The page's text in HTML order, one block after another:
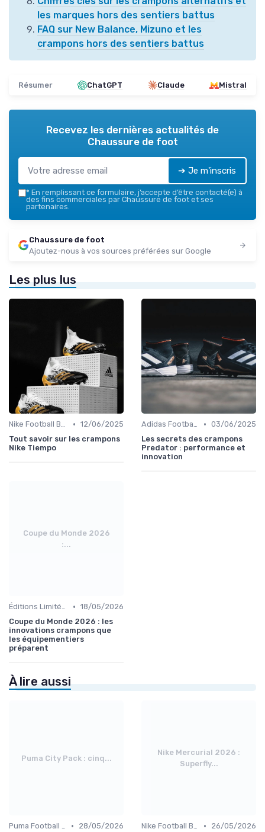
les marques hors des sentiers battus
FAQ sur New Balance, Mizuno et les
crampons hors des sentiers battus
Résumer ChatGPT Claude Mistral
Recevez les dernières actualités de
Chaussure de foot
➔ Je m'inscris
* En remplissant ce formulaire, j’accepte d’être contacté(e) à
des fins commerciales par Chaussure de foot et ses
partenaires.
Chaussure de foot
Ajoutez-nous à vos sources préférées sur Google
Les plus lus
Nike Football Boots • 12/06/2025
Tout savoir sur les crampons
Nike Tiempo
Adidas Football Boots • 03/06/2025
Les secrets des crampons
Predator : performance et
innovation
Coupe du Monde 2026
:...
Éditions Limitées et Collaborations • 18/05/2026
Coupe du Monde 2026 : les
innovations crampons que
les équipementiers
préparent
À lire aussi
Puma City Pack : cinq...
Puma Football Boots •
28/05/2026
Nike Mercurial 2026 :
Superfly...
Nike Football Boots •
26/05/2026